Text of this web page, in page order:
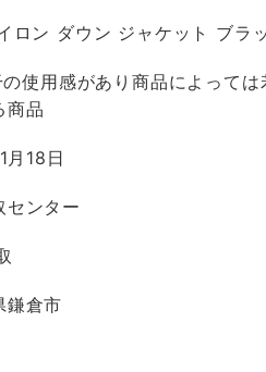
ロン ダウン ジャケット ブラ
使用感があり商品によっては
商品
月18日
センター
鎌倉市